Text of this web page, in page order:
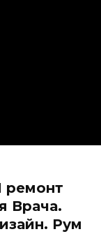
Врача.
Рум